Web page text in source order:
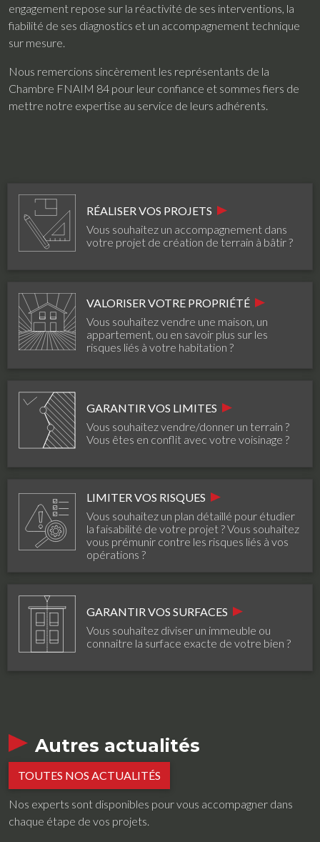
engagement repose sur la réactivité de ses interventions, la
fiabilité de ses diagnostics et un accompagnement technique
sur mesure.
Nous remercions sincèrement les représentants de la
Chambre FNAIM 84 pour leur confiance et sommes fiers de
mettre notre expertise au service de leurs adhérents.
RÉALISER VOS PROJETS
Vous souhaitez un accompagnement dans
votre projet de création de terrain à bâtir ?
VALORISER VOTRE PROPRIÉTÉ
Vous souhaitez vendre une maison, un
appartement, ou en savoir plus sur les
risques liés à votre habitation ?
GARANTIR VOS LIMITES
Vous souhaitez vendre/donner un terrain ?
Vous êtes en conflit avec votre voisinage ?
LIMITER VOS RISQUES
Vous souhaitez un plan détaillé pour étudier
la faisabilité de votre projet ? Vous souhaitez
vous prémunir contre les risques liés à vos
opérations ?
GARANTIR VOS SURFACES
Vous souhaitez diviser un immeuble ou
connaitre la surface exacte de votre bien ?
Autres actualités
TOUTES NOS ACTUALITÉS
Nos experts sont disponibles pour vous accompagner dans
chaque étape de vos projets.